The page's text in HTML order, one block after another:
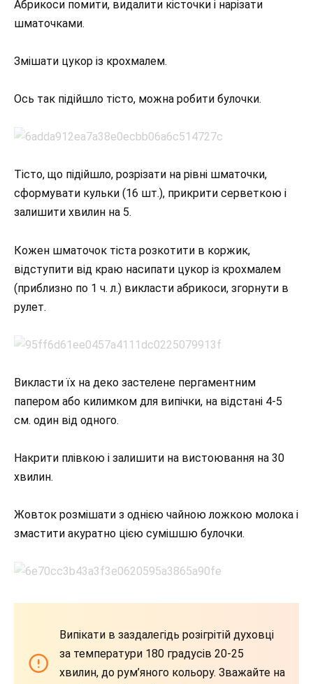
Абрикоси помити, видалити кісточки і нарізати
шматочками.
Змішати цукор із крохмалем.
Ось так підійшло тісто, можна робити булочки.
Тісто, що підійшло, розрізати на рівні шматочки,
сформувати кульки (16 шт.), прикрити серветкою і
залишити хвилин на 5.
Кожен шматочок тіста розкотити в коржик,
відступити від краю насипати цукор із крохмалем
(приблизно по 1 ч. л.) викласти абрикоси, згорнути в
рулет.
Викласти їх на деко застелене пергаментним
папером або килимком для випічки, на відстані 4-5
см. один від одного.
Накрити плівкою і залишити на вистоювання на 30
хвилин.
Жовток розмішати з однією чайною ложкою молока і
змастити акуратно цією сумішшю булочки.
Випікати в заздалегідь розігрітій духовці
за температури 180 градусів 20-25
хвилин, до рум’яного кольору. Зважайте на